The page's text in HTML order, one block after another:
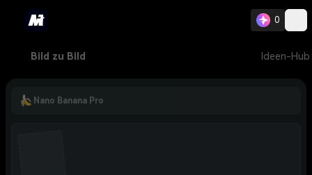
0
Bild zu Bild Ideen-Hub
Nano Banana Pro